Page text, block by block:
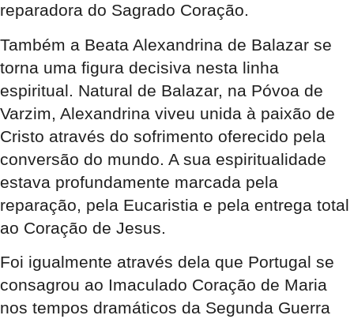
reparadora do Sagrado Coração.
Também a Beata Alexandrina de Balazar se
torna uma figura decisiva nesta linha
espiritual. Natural de Balazar, na Póvoa de
Varzim, Alexandrina viveu unida à paixão de
Cristo através do sofrimento oferecido pela
conversão do mundo. A sua espiritualidade
estava profundamente marcada pela
reparação, pela Eucaristia e pela entrega total
ao Coração de Jesus.
Foi igualmente através dela que Portugal se
consagrou ao Imaculado Coração de Maria
nos tempos dramáticos da Segunda Guerra